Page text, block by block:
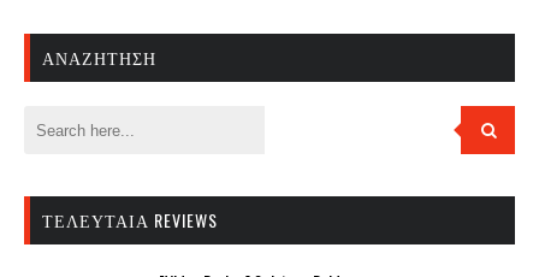
ΑΝΑΖΉΤΗΣΗ
ΤΕΛΕΥΤΑΊΑ REVIEWS